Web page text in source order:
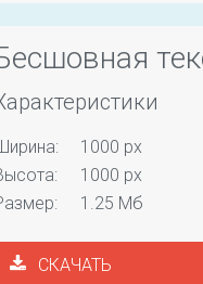
1000 px
1000 px
1.25 Мб
СКАЧАТЬ